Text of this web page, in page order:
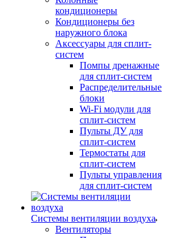
кондиционеры
Кондиционеры без
наружного блока
Аксессуары для сплит-
систем
Помпы дренажные
для сплит-систем
Распределительные
блоки
Wi-Fi модули для
сплит-систем
Пульты ДУ для
сплит-систем
Термостаты для
сплит-систем
Пульты управления
для сплит-систем
Системы вентиляции воздуха
Вентиляторы